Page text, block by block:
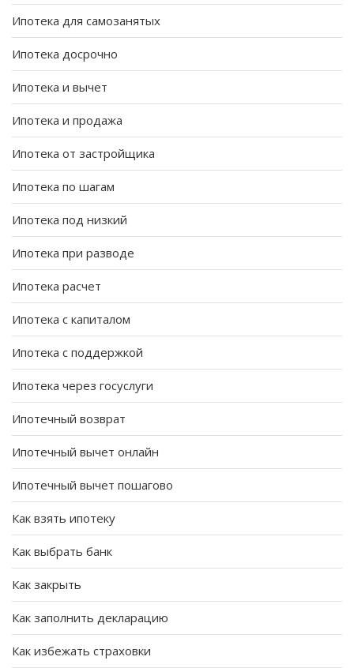
Ипотека для самозанятых
Ипотека досрочно
Ипотека и вычет
Ипотека и продажа
Ипотека от застройщика
Ипотека по шагам
Ипотека под низкий
Ипотека при разводе
Ипотека расчет
Ипотека с капиталом
Ипотека с поддержкой
Ипотека через госуслуги
Ипотечный возврат
Ипотечный вычет онлайн
Ипотечный вычет пошагово
Как взять ипотеку
Как выбрать банк
Как закрыть
Как заполнить декларацию
Как избежать страховки